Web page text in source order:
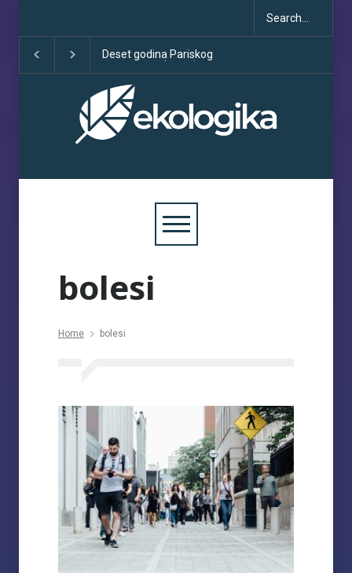
Deset godina Pariskog
sporazuma: između
obećanja i učinka
bolesi
Home bolesi